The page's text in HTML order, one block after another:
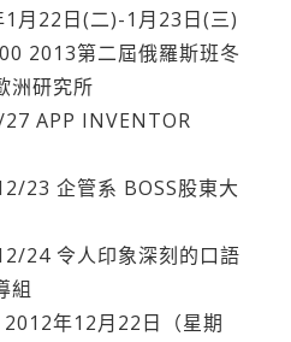
1月22日(二)-1月23日(三)
2013第二屆俄羅斯班冬
洲研究所
APP INVENTOR
23 企管系 BOSS股東大
24 令人印象深刻的口語
組
2012年12月22日（星期